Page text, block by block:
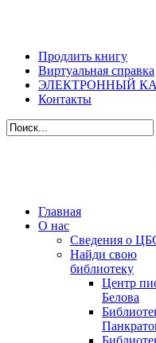
Продлить книгу
Виртуальная справка
ЭЛЕКТРОННЫЙ
Контакты
Главная
О нас
Сведения о
Найди свою
библиотеку
Центр
Белова